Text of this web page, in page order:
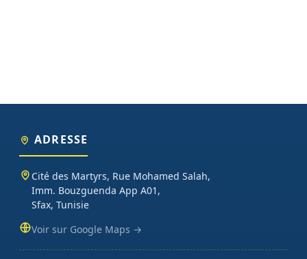
ADRESSE
Cité des Martyrs, Rue Mohamed Salah,
Imm. Bouzguenda App A01,
Sfax, Tunisie
Voir sur Google Maps →